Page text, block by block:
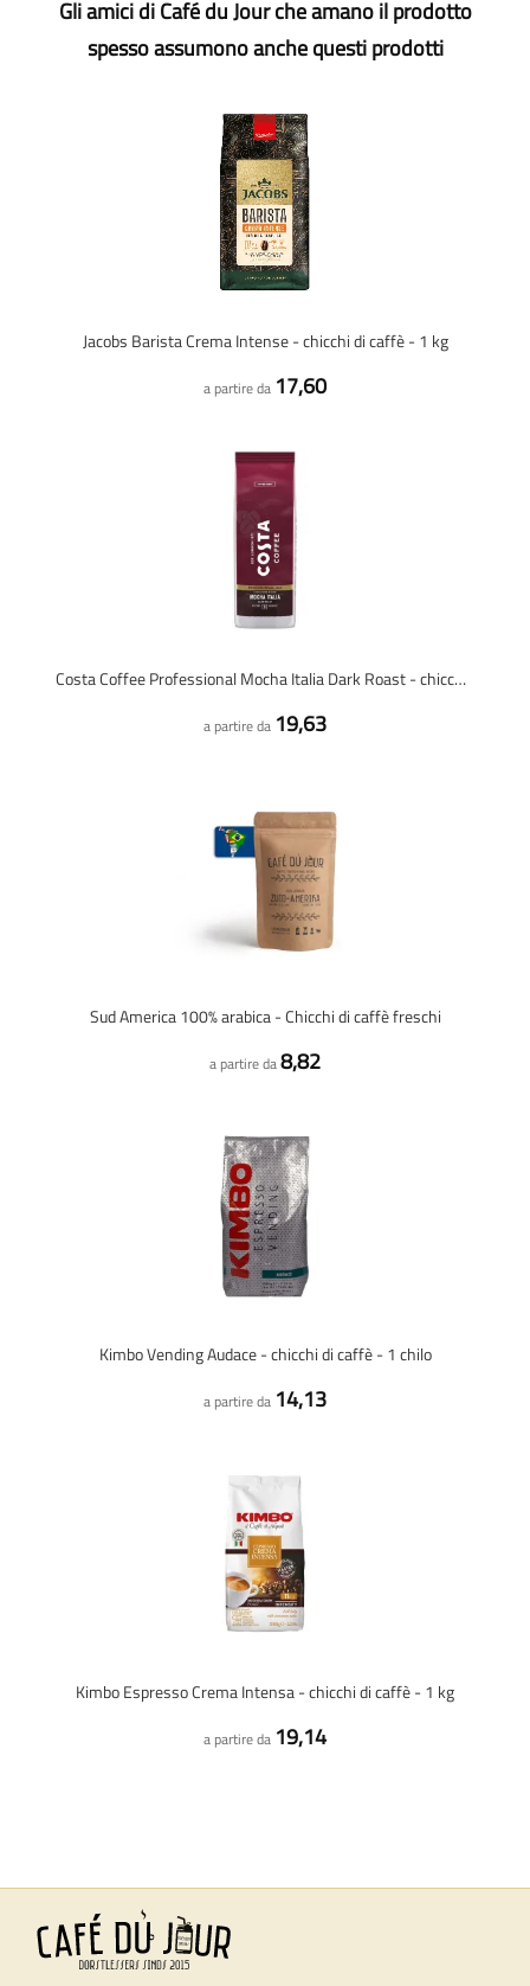
Gli amici di Café du Jour che amano il prodotto
spesso assumono anche questi prodotti
Jacobs Barista Crema Intense - chicchi di caffè - 1 kg
a partire da 17,60
Costa Coffee Professional Mocha Italia Dark Roast - chicchi di caffè - 1 kg
a partire da 19,63
Sud America 100% arabica - Chicchi di caffè freschi
a partire da8,82
Kimbo Vending Audace - chicchi di caffè - 1 chilo
a partire da 14,13
Kimbo Espresso Crema Intensa - chicchi di caffè - 1 kg
a partire da 19,14